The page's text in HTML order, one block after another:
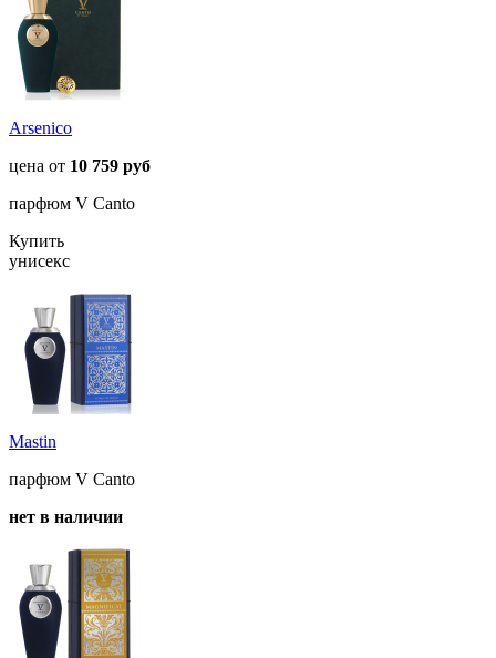
Arsenico
цена от 10 759 руб
парфюм V Canto
Купить
унисекс
Mastin
парфюм V Canto
нет в наличии